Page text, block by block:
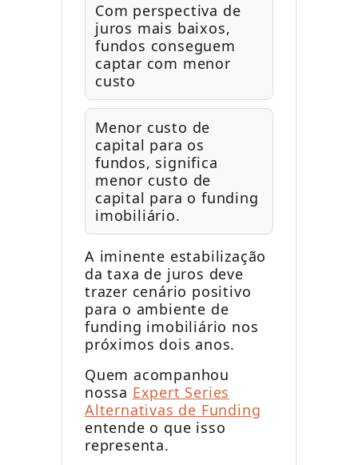
Com perspectiva de
juros mais baixos,
fundos conseguem
captar com menor
custo
Menor custo de
capital para os
fundos, significa
menor custo de
capital para o funding
imobiliário.
A iminente estabilização
da taxa de juros deve
trazer cenário positivo
para o ambiente de
funding imobiliário nos
próximos dois anos.
Quem acompanhou
nossa Expert Series
Alternativas de Funding
entende o que isso
representa.